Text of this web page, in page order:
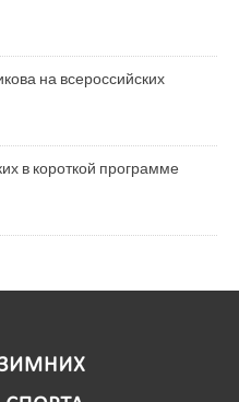
на всероссийских
в короткой программе